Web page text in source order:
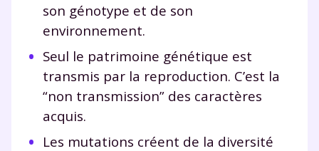
son génotype et de son
environnement.
Seul le patrimoine génétique est
transmis par la reproduction. C’est la
“non transmission” des caractères
acquis.
Les mutations créent de la diversité